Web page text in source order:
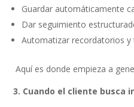
Guardar automáticamente
Dar seguimiento
Automatizar recordatorios y
Aquí es donde empieza a
3. Cuando el cliente busca